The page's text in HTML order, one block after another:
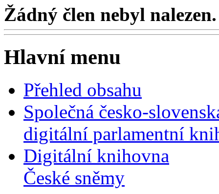
Žádný člen nebyl nalezen.
Hlavní menu
Přehled obsahu
Společná česko-
digitální parlamentní
Digitální knihovna
České sněmy